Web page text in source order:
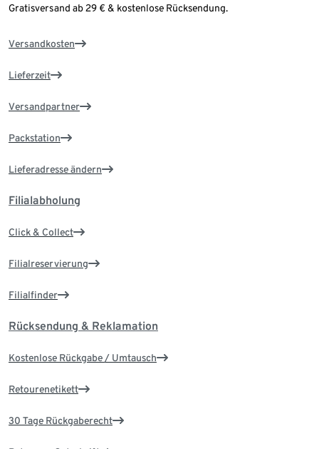
Gratisversand ab 29 € & kostenlose Rücksendung.
Versandkosten
Lieferzeit
Versandpartner
Packstation
Lieferadresse ändern
Filialabholung
Click & Collect
Filialreservierung
Filialfinder
Rücksendung & Reklamation
Kostenlose Rückgabe / Umtausch
Retourenetikett
30 Tage Rückgaberecht